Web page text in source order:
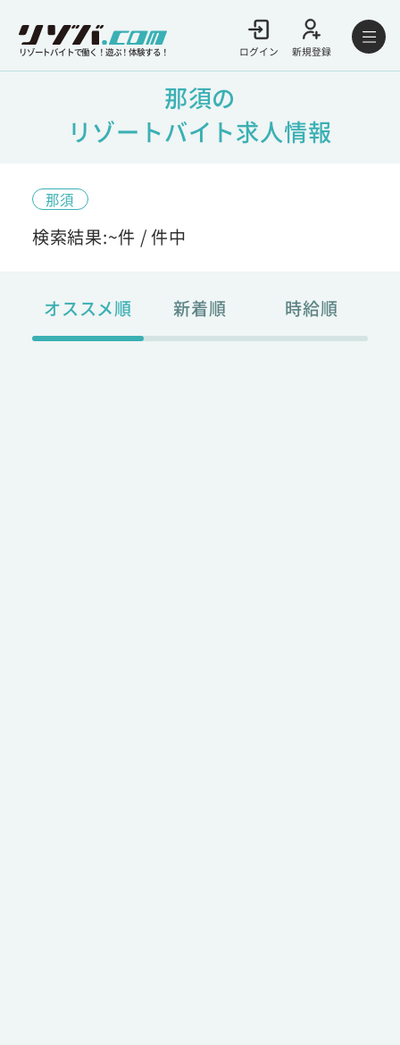
リゾートバイトで働く！遊ぶ！体験する！ ログイン 新規登録
那須の
リゾートバイト求人情報
那須
検索結果:~件 /件中
オススメ順 新着順 時給順